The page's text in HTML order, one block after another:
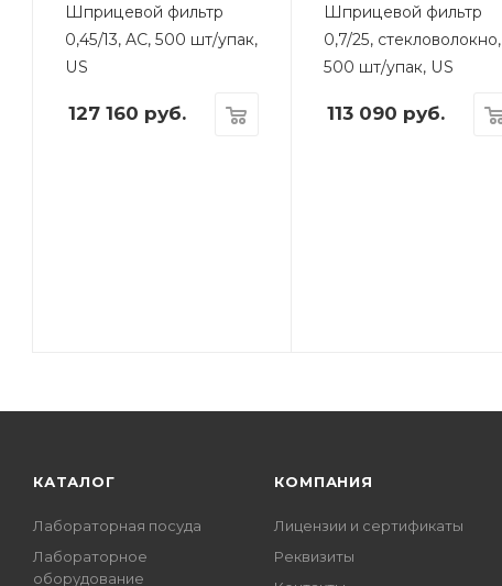
Шприцевой фильтр
0,45/13, AC, 500 шт/упак,
US
127 160 руб.
Шприцевой фильтр
0,7/25, стекловолокно,
500 шт/упак, US
113 090 руб.
КАТАЛОГ
Лабораторная посуда
Лабораторное
оборудование
КОМПАНИЯ
Лицензии и сертификаты
Реквизиты